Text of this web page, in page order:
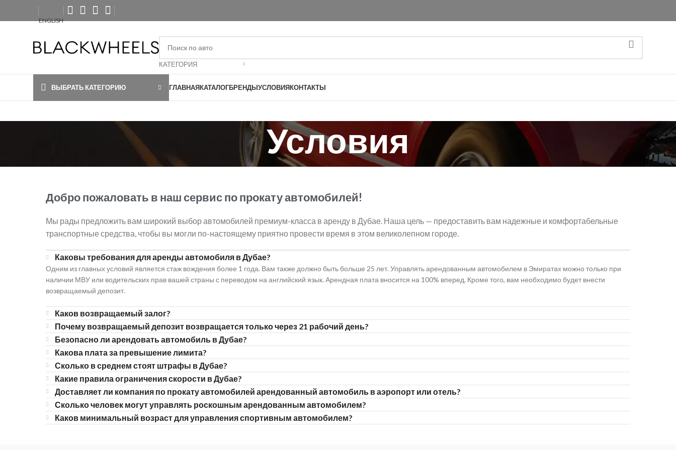
ENGLISH
КАТЕГОРИЯ
ВЫБРАТЬ КАТЕГОРИЮ ГЛАВНАЯКАТАЛОГБРЕНДЫУСЛОВИЯКОНТАКТЫ
Условия
Добро пожаловать в наш сервис по прокату автомобилей!
Мы рады предложить вам широкий выбор автомобилей премиум-класса в аренду в Дубае. Наша цель — предоставить вам надежные и комфортабельные
транспортные средства, чтобы вы могли по-настоящему приятно провести время в этом великолепном городе.
Каковы требования для аренды автомобиля в Дубае?
Одним из главных условий является стаж вождения более 1 года. Вам также должно быть больше 25 лет. Управлять арендованным автомобилем в Эмиратах можно только при
наличии МВУ или водительских прав вашей страны с переводом на английский язык. Арендная плата вносится на 100% вперед. Кроме того, вам необходимо будет внести
возвращаемый депозит.
Каков возвращаемый залог?
Почему возвращаемый депозит возвращается только через 21 рабочий день?
Безопасно ли арендовать автомобиль в Дубае?
Какова плата за превышение лимита?
Сколько в среднем стоят штрафы в Дубае?
Какие правила ограничения скорости в Дубае?
Доставляет ли компания по прокату автомобилей арендованный автомобиль в аэропорт или отель?
Сколько человек могут управлять роскошным арендованным автомобилем?
Каков минимальный возраст для управления спортивным автомобилем?